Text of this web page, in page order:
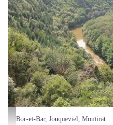
ENS vallée du Viaur Jouqueviel - CD81
Bor-et-Bar, Jouqueviel, Montirat